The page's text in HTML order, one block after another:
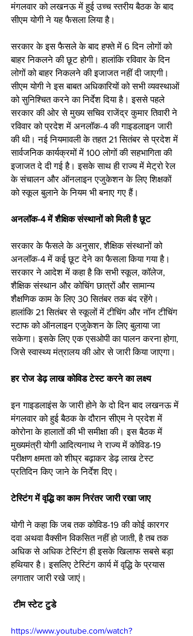
मंगलवार को लखनऊ में हुई उच्च स्तरीय बैठक के बाद
सीएम योगी ने यह फैसला लिया है।
सरकार के इस फैसले के बाद हफ्ते में 6 दिन लोगों को
बाहर निकलने की छूट होगी। हालांकि रविवार के दिन
लोगों को बाहर निकलने की इजाजत नहीं दी जाएगी।
सीएम योगी ने इस बाबत अधिकारियों को सभी व्यवस्थाओं
को सुनिश्चित करने का निर्देश दिया है। इससे पहले
सरकार की ओर से मुख्य सचिव राजेंद्र कुमार तिवारी ने
रविवार को प्रदेश में अनलॉक-4 की गाइडलाइन जारी
की थी। नई नियमावली के तहत 21 सितंबर से प्रदेश में
सार्वजनिक कार्यक्रमों में 100 लोगों की सहभागिता की
इजाजत दे दी गई है। इसके साथ ही राज्य में मेट्रो रेल
के संचालन और ऑनलाइन एजुकेशन के लिए शिक्षकों
को स्कूल बुलाने के नियम भी बनाए गए हैं।
अनलॉक-4 में शैक्षिक संस्थानों को मिली है छूट
सरकार के फैसले के अनुसार, शैक्षिक संस्थानों को
अनलॉक-4 में कई छूट देने का फैसला किया गया है।
सरकार ने आदेश में कहा है कि सभी स्कूल, कॉलेज,
शैक्षिक संस्थान और कोचिंग छात्रों और सामान्य
शैक्षणिक काम के लिए 30 सितंबर तक बंद रहेंगे।
हालांकि 21 सितंबर से स्कूलों में टीचिंग और नॉन टीचिंग
स्टाफ को ऑनलाइन एजुकेशन के लिए बुलाया जा
सकेगा। इसके लिए एक एसओपी का पालन करना होगा,
जिसे स्वास्थ्य मंत्रालय की ओर से जारी किया जाएगा।
हर रोज डेढ़ लाख कोविड टेस्ट करने का लक्ष्य
इन गाइडलाइंस के जारी होने के दो दिन बाद लखनऊ में
मंगलवार को हुई बैठक के दौरान सीएम ने प्रदेश में
कोरोना के हालातों की भी समीक्षा की। इस बैठक में
मुख्यमंत्री योगी आदित्यनाथ ने राज्य में कोविड-19
परीक्षण क्षमता को शीघ्र बढ़ाकर डेढ़ लाख टेस्ट
प्रतिदिन किए जाने के निर्देश दिए।
टेस्टिंग में वृद्धि का काम निरंतर जारी रखा जाए
योगी ने कहा कि जब तक कोविड-19 की कोई कारगर
दवा अथवा वैक्सीन विकसित नहीं हो जाती, है तब तक
अधिक से अधिक टेस्टिंग ही इसके खिलाफ सबसे बड़ा
हथियार है। इसलिए टेस्टिंग कार्य में वृद्धि के प्रयास
लगातार जारी रखे जाएं।
टीम स्टेट टुडे
https://www.youtube.com/watch?